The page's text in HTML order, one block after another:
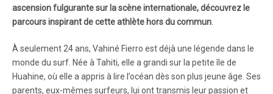
ascension fulgurante sur la scène internationale, découvrez le
parcours inspirant de cette athlète hors du commun.
À seulement 24 ans, Vahiné Fierro est déjà une légende dans le
monde du surf. Née à Tahiti, elle a grandi sur la petite île de
Huahine, où elle a appris à lire l’océan dès son plus jeune âge. Ses
parents, eux-mêmes surfeurs, lui ont transmis leur passion et